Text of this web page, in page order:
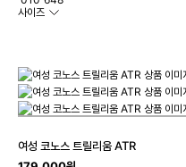
사이즈
여성 코노스 트릴리움 ATR